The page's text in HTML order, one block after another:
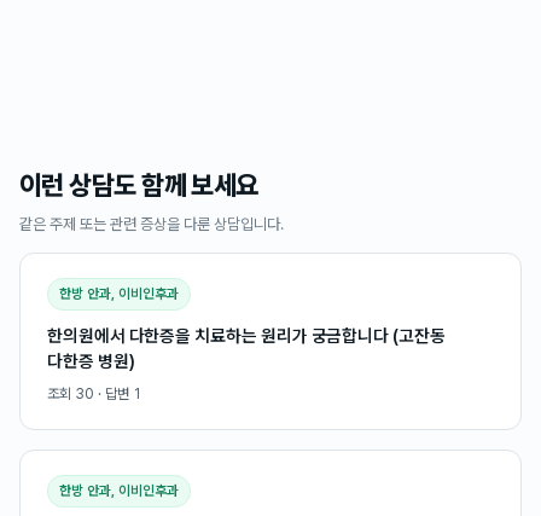
이런 상담도 함께 보세요
같은 주제 또는 관련 증상을 다룬 상담입니다.
한방 안과, 이비인후과
한의원에서 다한증을 치료하는 원리가 궁금합니다 (고잔동
다한증 병원)
조회 30 · 답변 1
한방 안과, 이비인후과